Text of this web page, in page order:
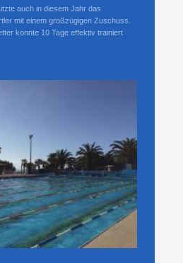
auch in diesem Jahr das
mit einem großzügigen Zuschuss.
konnte 10 Tage effektiv trainiert